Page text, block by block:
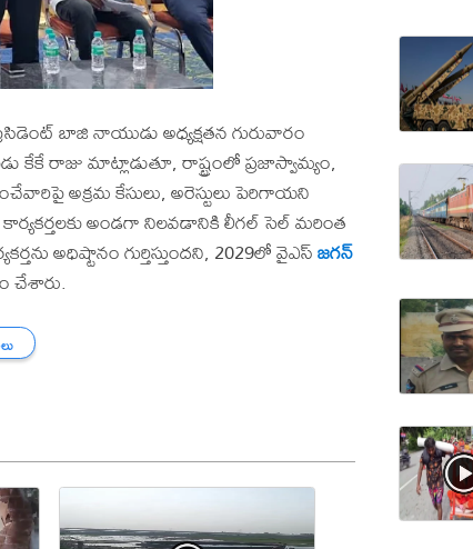
బాజి నాయుడు అధ్యక్షతన గురువారం
కేకే రాజు మాట్లాడుతూ, రాష్ట్రంలో ప్రజాస్వామ్యం,
అక్రమ కేసులు, అరెస్టులు పెరిగాయని
అండగా నిలవడానికి లీగల్ సెల్ మరింత
అధిష్టానం గుర్తిస్తుందని, 2029లో వైఎస్జగన్
చేశారు.